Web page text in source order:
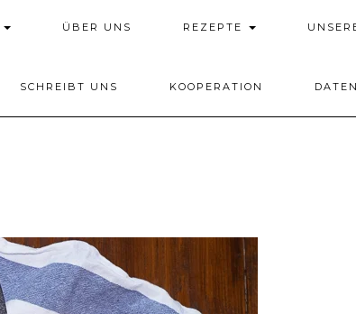
ÜBER UNS REZEPTE
SCHREIBT UNS KOOPERATION